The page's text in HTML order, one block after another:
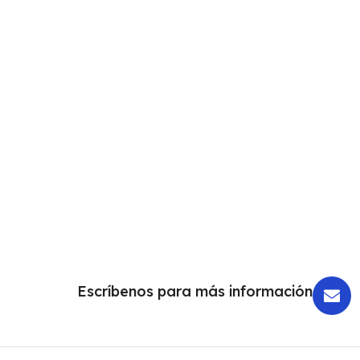
Escríbenos para más información